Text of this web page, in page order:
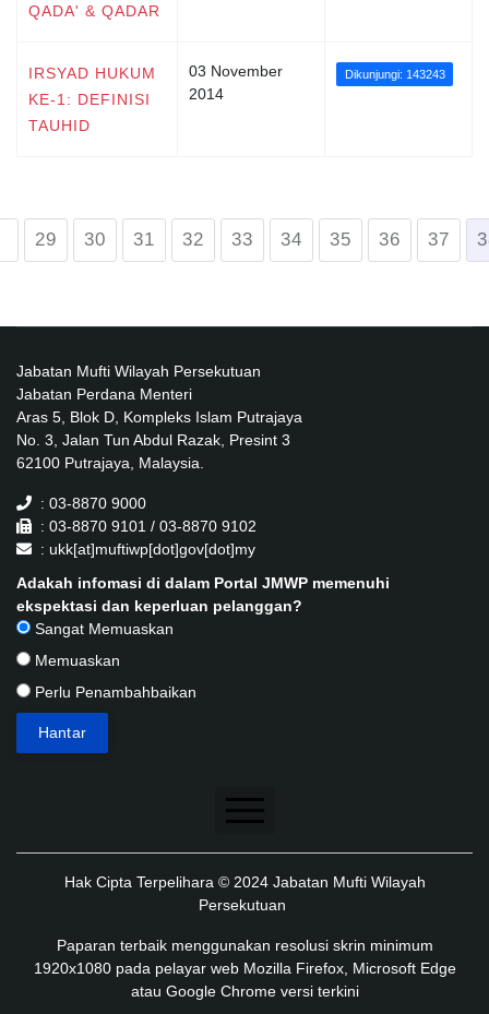
QADA' & QADAR
IRSYAD HUKUM
KE-1: DEFINISI
TAUHID
03 November
2014
Dikunjungi: 143243
29 30 31 32 33 34 35 36 37
Jabatan Mufti Wilayah Persekutuan
Jabatan Perdana Menteri
Aras 5, Blok D, Kompleks Islam Putrajaya
No. 3, Jalan Tun Abdul Razak, Presint 3
62100 Putrajaya, Malaysia.
: 03-8870 9000
: 03-8870 9101 / 03-8870 9102
: ukk[at]muftiwp[dot]gov[dot]my
Adakah infomasi di dalam Portal JMWP memenuhi
ekspektasi dan keperluan pelanggan?
Sangat Memuaskan
Memuaskan
Perlu Penambahbaikan
Penafian
Dasar Keselamatan
Dasar Privasi Aplikasi
Hak Cipta Terpelihara © 2024 Jabatan Mufti Wilayah
Persekutuan
Paparan terbaik menggunakan resolusi skrin minimum
1920x1080 pada pelayar web Mozilla Firefox, Microsoft Edge
atau Google Chrome versi terkini